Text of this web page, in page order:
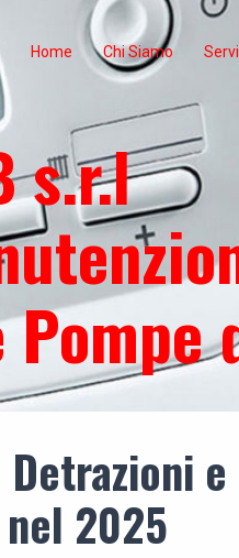
Home Chi Siamo
s.r.l
2025